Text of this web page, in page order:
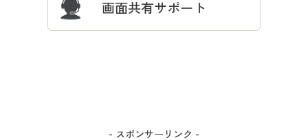
画面共有サポート
- スポンサーリンク -